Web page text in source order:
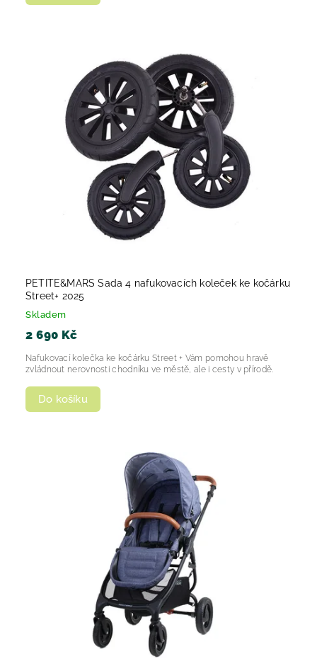
PETITE&MARS Sada 4 nafukovacích koleček ke kočárku
Street+ 2025
Skladem
2 690 Kč
Do košíku
Nafukovací kolečka ke kočárku Street + Vám pomohou hravě
zvládnout nerovnosti chodníku ve městě, ale i cesty v přírodě.